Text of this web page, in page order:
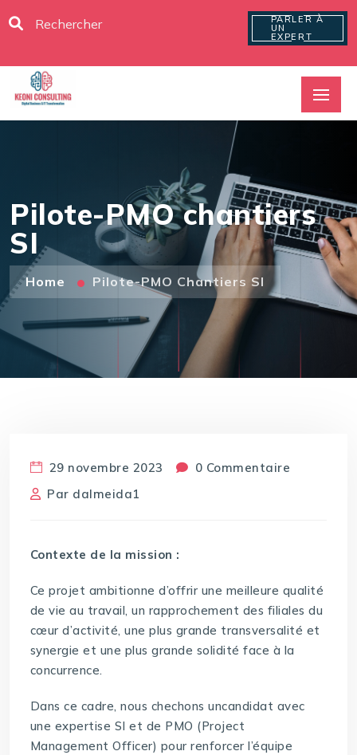
PARLER À
UN
EXPERT
Pilote-PMO chantiers
SI
Home Pilote-PMO Chantiers SI
29 novembre 2023
0 Commentaire
Par dalmeida1
Contexte de la mission :
Ce projet ambitionne d’offrir une meilleure qualité
de vie au travail, un rapprochement des filiales du
cœur d’activité, une plus grande transversalité et
synergie et une plus grande solidité face à la
concurrence.
Dans ce cadre, nous chechons uncandidat avec
une expertise SI et de PMO (Project
Management Officer) pour renforcer l’équipe